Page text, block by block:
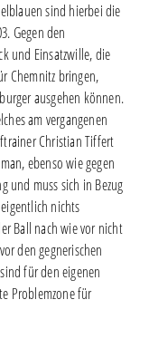
sind hierbei die
Gegen den
und Einsatzwille, die
Chemnitz bringen,
ausgehen können.
am vergangenen
Christian Tiffert
ebenso wie gegen
und muss sich in Bezug
nichts
Ball nach wie vor nicht
den gegnerischen
für den eigenen
Problemzone für